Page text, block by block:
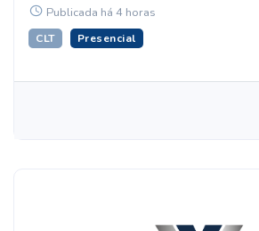
Publicada há 4 horas
CLT Presencial